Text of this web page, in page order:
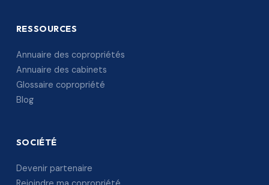
RESSOURCES
Annuaire des copropriétés
Annuaire des cabinets
Glossaire copropriété
Blog
SOCIÉTÉ
Devenir partenaire